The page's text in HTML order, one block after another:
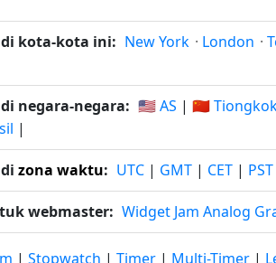
kota-kota ini: New York · London ·
negara-negara: 🇺🇸 AS | 🇨🇳
|
zona waktu: UTC | GMT | CET | PST
webmaster: Widget Jam Analog
| Stopwatch | Timer | Multi-Timer |